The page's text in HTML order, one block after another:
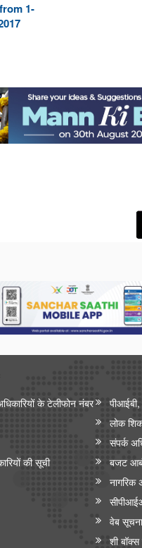
1-
के टेलीफोन नंबर
लोक
संपर्क
की सूची
बजट
नागरिक
वेब
शी बॉक्स